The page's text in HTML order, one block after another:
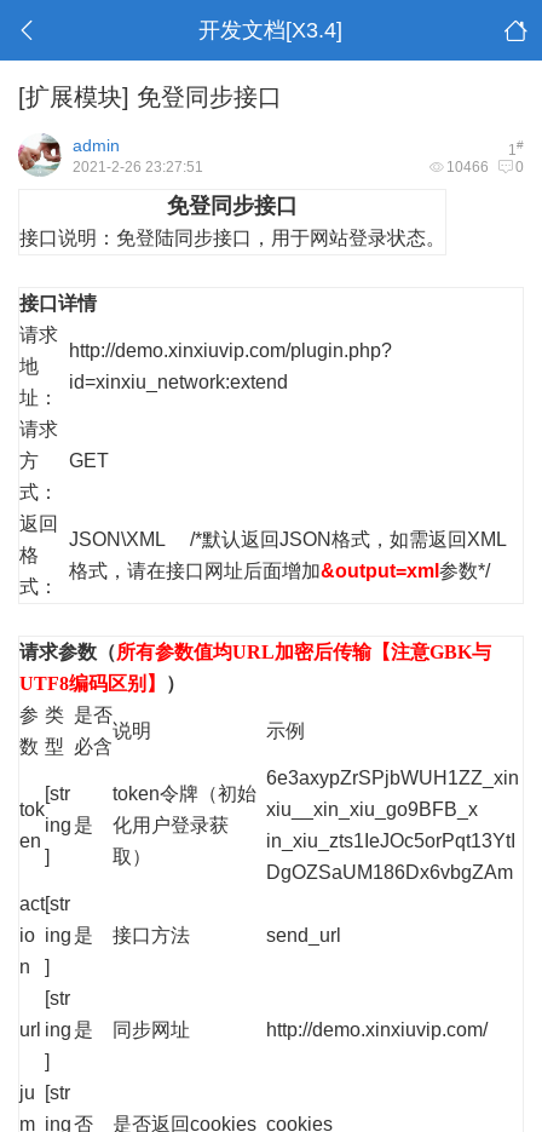
开发文档[X3.4]
[扩展模块] 免登同步接口
1#
admin
10466 0
2021-2-26 23:27:51
免登同步接口
接口说明： 免登陆同步接口，用于网站登录状态。
接口详情
请求
地
址：
http://demo.xinxiuvip.com/plugin.php?
id=xinxiu_network:extend
请求
方
式：
GET
返回
格
式：
JSON\XML /*默认返回JSON格式，如需返回XML
格式，请在接口网址后面增加&output=xml 参数*/
请求参数（所有参数值均URL加密后传输【注意GBK与
UTF8编码区别】
）
参
数
类
型
是否
必含
说明 示例
tok
en
[str
ing
]
是
token令牌（初始
化用户登录获
取）
6e3axypZrSPjbWUH1ZZ_xin
xiu__xin_xiu_go9BFB_x
in_xiu_zts1IeJOc5orPqt13YtI
DgOZSaUM186Dx6vbgZAm
act
io
n
[str
ing
]
是 接口方法 send_url
url
[str
ing
]
是 同步网址 http://demo.xinxiuvip.com/
ju
m
[str
ing否 是否返回cookies cookies